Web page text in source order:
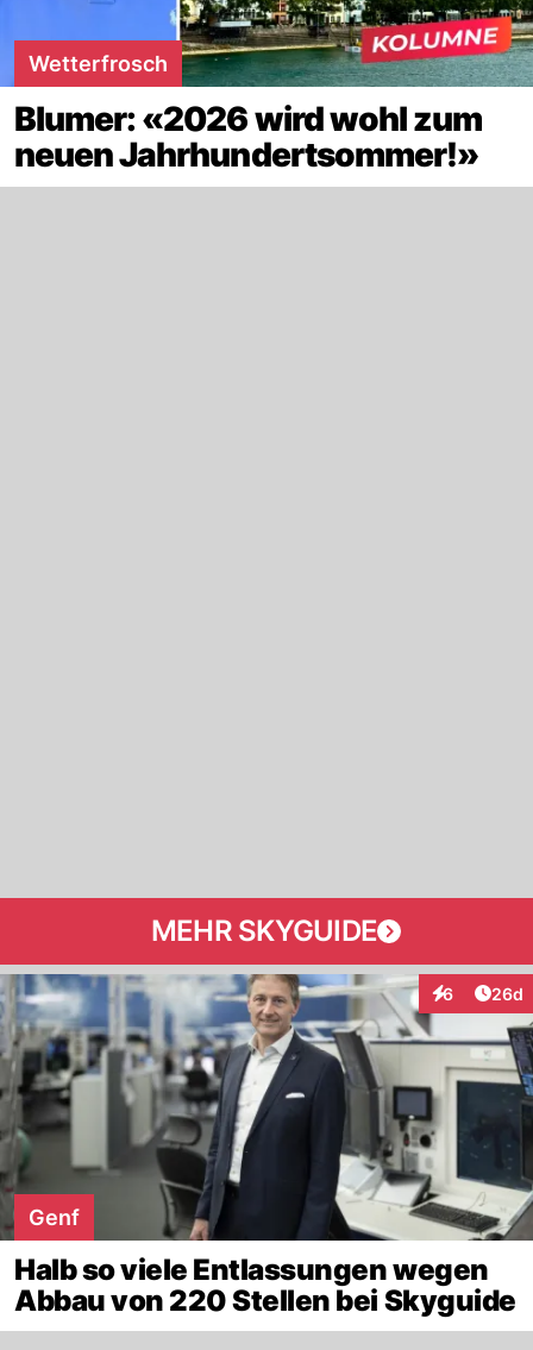
Wetterfrosch
Blumer: «2026 wird wohl zum
neuen Jahrhundertsommer!»
MEHR SKYGUIDE
6
Interaktionen
26d
Genf
Halb so viele Entlassungen wegen
Abbau von 220 Stellen bei Skyguide